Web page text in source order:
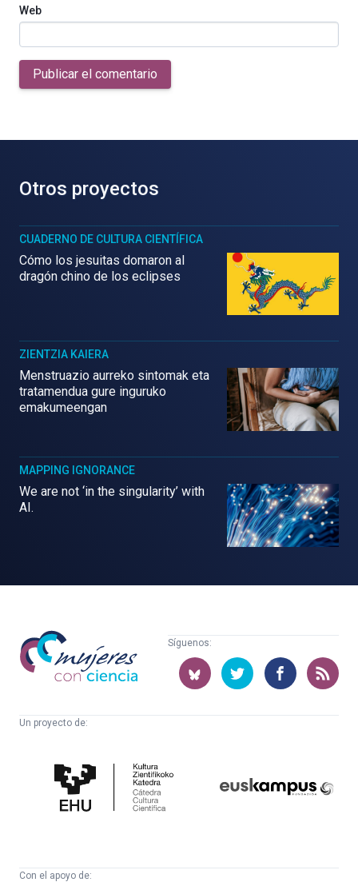
Web
Publicar el comentario
Otros proyectos
CUADERNO DE CULTURA CIENTÍFICA
Cómo los jesuitas domaron al
dragón chino de los eclipses
ZIENTZIA KAIERA
Menstruazio aurreko sintomak eta
tratamendua gure inguruko
emakumeengan
MAPPING IGNORANCE
We are not ‘in the singularity’ with
AI.
Mujeres
con
ciencia
Síguenos:
Un proyecto de:
Cultura
Científica
Con el apoyo de: